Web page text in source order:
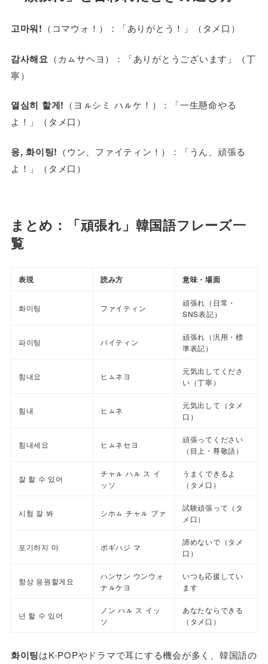
고마워! （コマウォ！）：「ありがとう！」（タメ口）
감사해요 （カㇺサヘヨ）：「ありがとうございます」（丁
寧）
열심히 할게! （ヨㇽシミ ハㇽケ！）：「一生懸命やる
よ！」（タメ口）
응, 화이팅! （ウン、ファイティン！）：「うん、頑張る
よ！」（タメ口）
まとめ：「頑張れ」韓国語フレーズ一
覧
表現 読み方 意味・場面
화이팅 ファイティン
頑張れ（日常・
SNS表記）
파이팅 パイティン
頑張れ（汎用・標
準表記）
힘내요 ヒㇺネヨ
元気出してくださ
い（丁寧）
힘내 ヒㇺネ
元気出して（タメ
口）
힘내세요 ヒㇺネセヨ
頑張ってください
（目上・尊敬語）
잘 할 수 있어
チャㇽ ハㇽ ス イ
ッソ
うまくできるよ
（タメ口）
시험 잘 봐 シホㇺ チャㇽ ブァ
試験頑張って（タ
メ口）
포기하지 마 ポギハジ マ
諦めないで（タメ
口）
항상 응원할게요
ハンサン ウンウォ
ナㇽケヨ
いつも応援してい
ます
넌 할 수 있어
ノン ハㇽ ス イッ
ソ
あなたならできる
（タメ口）
화이팅はK-POPやドラマで耳にする機会が多く、韓国語の